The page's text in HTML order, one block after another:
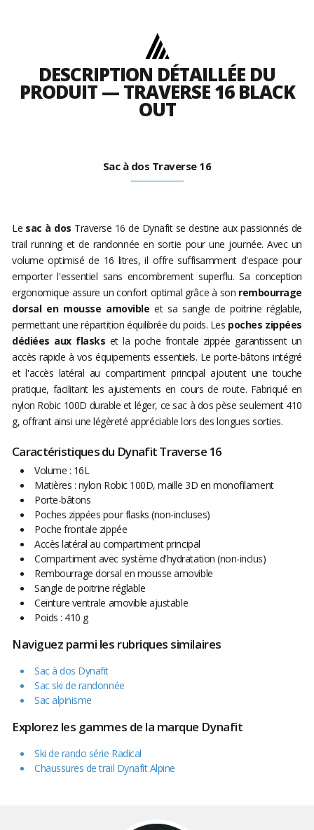
DESCRIPTION DÉTAILLÉE DU
PRODUIT — TRAVERSE 16 BLACK
OUT
Sac à dos Traverse 16
Le sac à dos Traverse 16 de Dynafit se destine aux passionnés de
trail running et de randonnée en sortie pour une journée. Avec un
volume optimisé de 16 litres, il offre suffisamment d'espace pour
emporter l'essentiel sans encombrement superflu. Sa conception
ergonomique assure un confort optimal grâce à son rembourrage
dorsal en mousse amovible et sa sangle de poitrine réglable,
permettant une répartition équilibrée du poids. Les poches zippées
dédiées aux flasks et la poche frontale zippée garantissent un
accès rapide à vos équipements essentiels. Le porte-bâtons intégré
et l'accès latéral au compartiment principal ajoutent une touche
pratique, facilitant les ajustements en cours de route. Fabriqué en
nylon Robic 100D durable et léger, ce sac à dos pèse seulement 410
g, offrant ainsi une légèreté appréciable lors des longues sorties.
Caractéristiques du Dynafit Traverse 16
Volume : 16L
Matières : nylon Robic 100D, maille 3D en monofilament
Porte-bâtons
Poches zippées pour flasks (non-incluses)
Poche frontale zippée
Accès latéral au compartiment principal
Compartiment avec système d'hydratation (non-inclus)
Rembourrage dorsal en mousse amovible
Sangle de poitrine réglable
Ceinture ventrale amovible ajustable
Poids : 410 g
Naviguez parmi les rubriques similaires
Sac à dos Dynafit
Sac ski de randonnée
Sac alpinisme
Explorez les gammes de la marque Dynafit
Ski de rando série Radical
Chaussures de trail Dynafit Alpine